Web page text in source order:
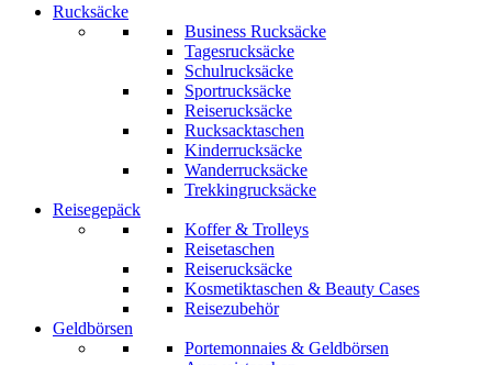
Rucksäcke
Business Rucksäcke
Tagesrucksäcke
Schulrucksäcke
Sportrucksäcke
Reiserucksäcke
Rucksacktaschen
Kinderrucksäcke
Wanderrucksäcke
Trekkingrucksäcke
Reisegepäck
Koffer & Trolleys
Reisetaschen
Reiserucksäcke
Kosmetiktaschen & Beauty Cases
Reisezubehör
Geldbörsen
Portemonnaies & Geldbörsen